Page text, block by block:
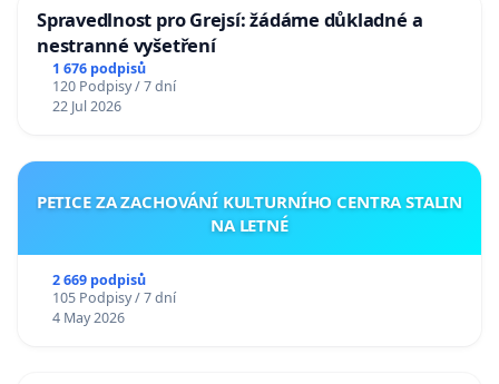
Spravedlnost pro Grejsí: žádáme důkladné a
nestranné vyšetření
1 676 podpisů
120 Podpisy / 7 dní
22 Jul 2026
PETICE ZA ZACHOVÁNÍ KULTURNÍHO CENTRA STALIN
NA LETNÉ
2 669 podpisů
105 Podpisy / 7 dní
4 May 2026